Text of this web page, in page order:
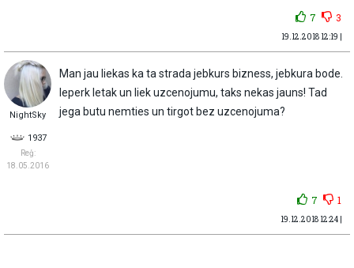
7 3
19.12.2018 12:19 |
NightSky
1937
Reģ:
18.05.2016
Man jau liekas ka ta strada jebkurs bizness, jebkura bode.
Ieperk letak un liek uzcenojumu, taks nekas jauns! Tad
jega butu nemties un tirgot bez uzcenojuma?
7 1
19.12.2018 12:24 |